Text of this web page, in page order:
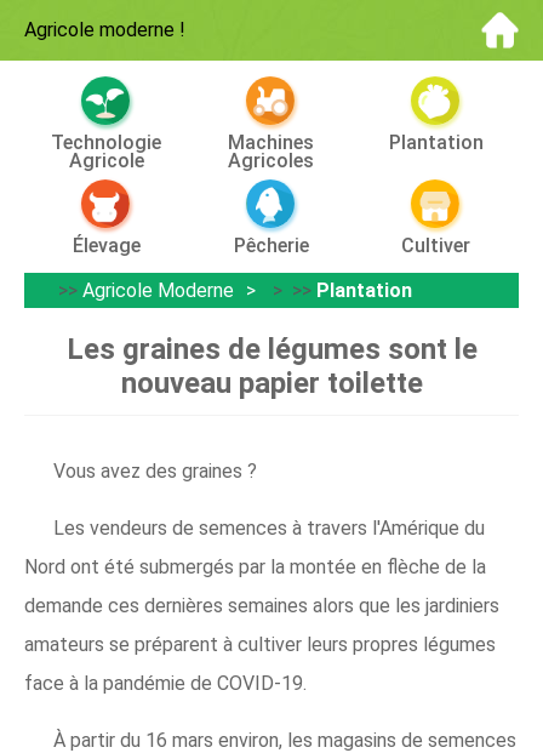
Agricole moderne !
Technologie
Agricole
Machines
Agricoles
Plantation
Élevage Pêcherie
Cultiver
>> Agricole Moderne > >> Plantation
Les graines de légumes sont le
nouveau papier toilette
Vous avez des graines ?
Les vendeurs de semences à travers l'Amérique du
Nord ont été submergés par la montée en flèche de la
demande ces dernières semaines alors que les jardiniers
amateurs se préparent à cultiver leurs propres légumes
face à la pandémie de COVID-19.
À partir du 16 mars environ, les magasins de semences